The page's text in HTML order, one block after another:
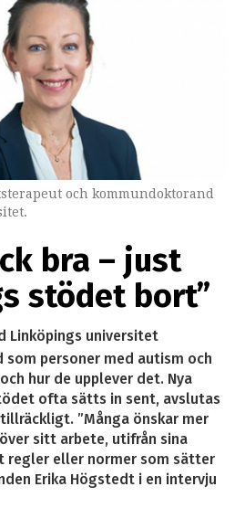
och kommundoktorand
bra – just
stödet bort”
Linköpings universitet
personer med autism och
hur de upplever det. Nya
ofta sätts in sent, avslutas
”Många önskar mer
sitt arbete, utifrån sina
regler eller normer som sätter
Erika Högstedt i en intervju